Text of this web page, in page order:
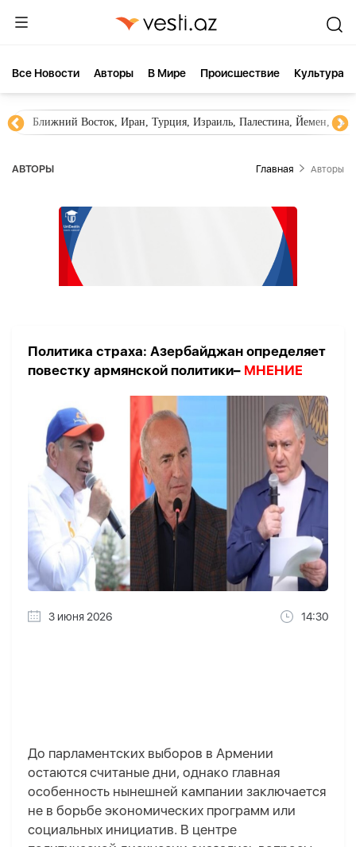
Все Новости Aвторы В Мире Происшествие Культура
Ближний Восток, Иран, Турция, Израиль, Палестина, Йемен,
AВТОРЫ Главная Aвторы
Политика страха: Азербайджан определяет
повестку армянской политики– МНЕНИЕ
3 июня 2026 14:30
До парламентских выборов в Армении
остаются считаные дни, однако главная
особенность нынешней кампании заключается
не в борьбе экономических программ или
социальных инициатив. В центре